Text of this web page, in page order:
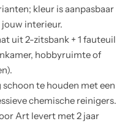
kleur is aanpasbaar
interieur.
uit 2-zitsbank + 1 fauteuil
hobbyruimte of
te houden met een
chemische reinigers.
Art levert met 2 jaar